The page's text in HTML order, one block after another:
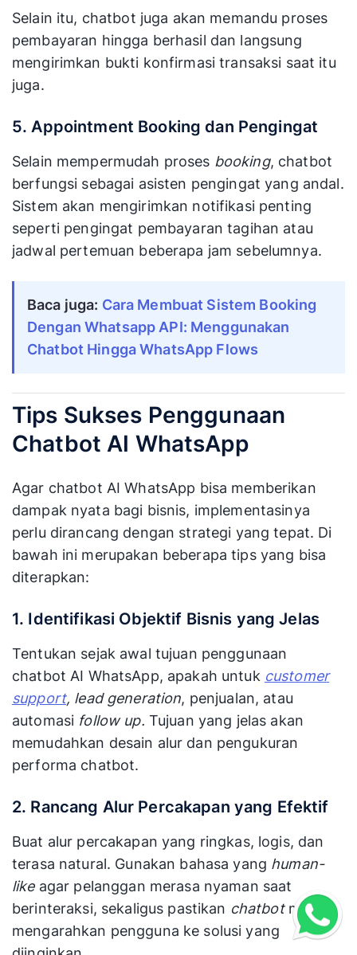
Selain itu, chatbot juga akan memandu proses
pembayaran hingga berhasil dan langsung
mengirimkan bukti konfirmasi transaksi saat itu
juga.
5. Appointment Booking dan Pengingat
Selain mempermudah proses booking, chatbot
berfungsi sebagai asisten pengingat yang andal.
Sistem akan mengirimkan notifikasi penting
seperti pengingat pembayaran tagihan atau
jadwal pertemuan beberapa jam sebelumnya.
Baca juga: Cara Membuat Sistem Booking
Dengan Whatsapp API: Menggunakan
Chatbot Hingga WhatsApp Flows
Tips Sukses Penggunaan
Chatbot AI WhatsApp
Agar chatbot AI WhatsApp bisa memberikan
dampak nyata bagi bisnis, implementasinya
perlu dirancang dengan strategi yang tepat. Di
bawah ini merupakan beberapa tips yang bisa
diterapkan:
1. Identifikasi Objektif Bisnis yang Jelas
Tentukan sejak awal tujuan penggunaan
chatbot AI WhatsApp, apakah untuk customer
support, lead generation, penjualan, atau
automasi follow up. Tujuan yang jelas akan
memudahkan desain alur dan pengukuran
performa chatbot.
2. Rancang Alur Percakapan yang Efektif
Buat alur percakapan yang ringkas, logis, dan
terasa natural. Gunakan bahasa yang human-
likeagar pelanggan merasa nyaman saat
berinteraksi, sekaligus pastikan chatbotmampu
mengarahkan pengguna ke solusi yang